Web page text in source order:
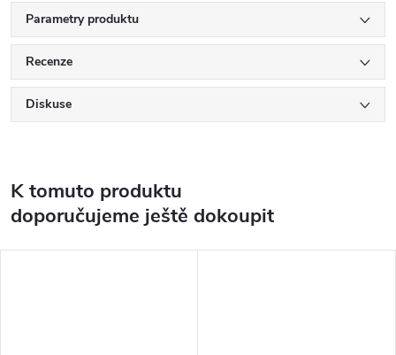
Parametry produktu
Recenze
Diskuse
K tomuto produktu
doporučujeme ještě dokoupit